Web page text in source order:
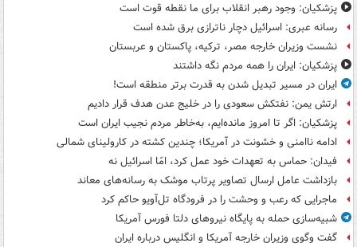
پزشکیان: وجود رهبر انقلاب برای ما نقطه قوت است
رسانه عبری: اسرائیل دچار ناترازی برق شده است
نشست وزیران خارجه مصر، ترکیه، پاکستان و عربستان
پزشکیان: ایران را همه مردم نگه داشتند
ایران در مسیر تبدیل شدن به قدرت برتر منطقه است!
ارتش یمن: نفتکش سعودی را در خلیج عدن هدف قرار دادیم
پزشکیان: اگر تا امروز مانده‌ایم، به‌خاطر مردم نجیب ایران است
ادامه ناامنی و خشونت در آمریکا؛ چندین کشته در کارولینای شمالی
فیدان: حماس به تعهدات خود عمل کرد، امّا اسرائیل نه
بازداشت عامل ارسال تصاویر پرتاب موشک به رسانه‌های معاند
ماجرایی که رعب و وحشت را در فرودگاه تل‌آویو حاکم کرد
شبیه‌سازی حمله به پایگاه نیروهای دلتا فورس آمریکا
گفت وگوی وزیران خارجه آمریکا و انگلیس درباره ایران